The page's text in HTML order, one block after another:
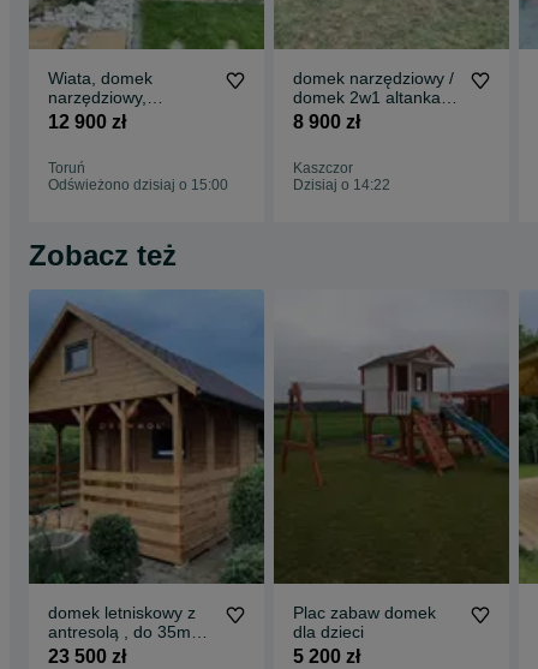
Wiata, domek
narzędziowy,
drewutnia, domek
12 900 zł
Toruń
Odświeżono dzisiaj o 15:00
domek narzędziowy /
domek 2w1 altanka ,
altanki, drewutnia/
8 900 zł
Kaszczor
Dzisiaj o 14:22
Zobacz też
domek letniskowy z
antresolą , do 35m2,
domek, domki,
23 500 zł
Plac zabaw domek
dla dzieci
5 200 zł